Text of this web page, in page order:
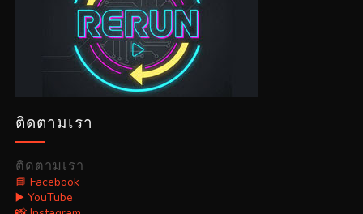
ติดตามเรา
ติดตามเรา
📘 Facebook
▶️ YouTube